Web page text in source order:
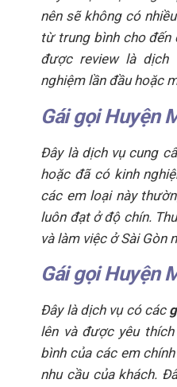
nên sẽ không có
từ trung bình cho đến
được review là dịch
nghiệm lần đầu hoặc
Gái gọi Huyện
Đây là dịch vụ cung
hoặc đã có kinh
các em loại này
luôn đạt ở độ chín.
và làm việc ở Sài Gòn
Gái gọi Huyện
Đây là dịch vụ có các
lên và được yêu
bình của các em
nhu cầu của khách.